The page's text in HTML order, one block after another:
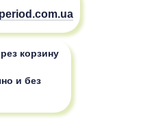
корзину
и без